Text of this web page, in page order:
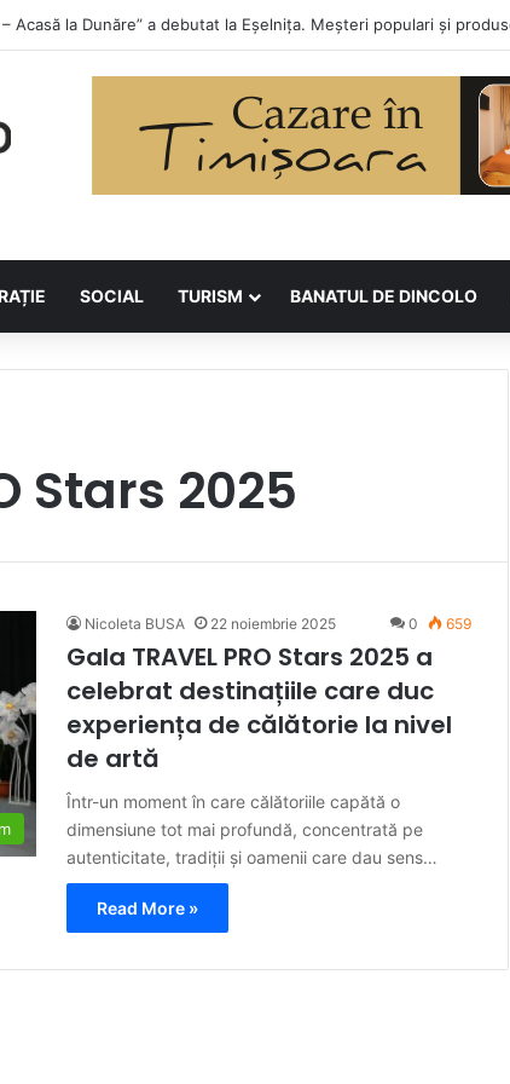
la Asociația BUNETI
SOCIAL TURISM BANATUL DE DINCOLO
Stars 2025
Nicoleta BUSA 22 noiembrie 2025 0 659
Gala TRAVEL PRO Stars 2025 a
celebrat destinațiile care duc
experiența de călătorie la nivel
de artă
Într-un moment în care călătoriile capătă o
dimensiune tot mai profundă, concentrată pe
autenticitate, tradiții și oamenii care dau sens…
Read More »